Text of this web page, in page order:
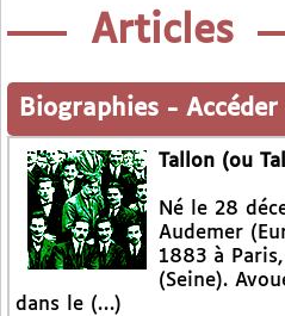
Articles
Biographies -
Tallon (ou
Né le 28
Audemer
1883 à
(Seine).
dans le (…)